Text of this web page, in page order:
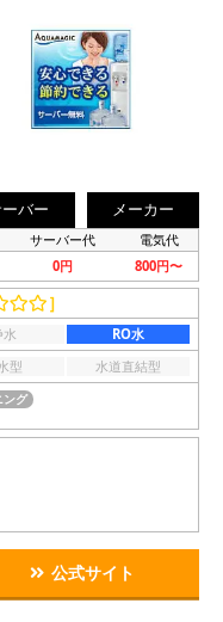
バー メーカー
サーバー代 電気代
0円 800円〜
］
水
RO水
型
水道直結型
ング
公式サイト